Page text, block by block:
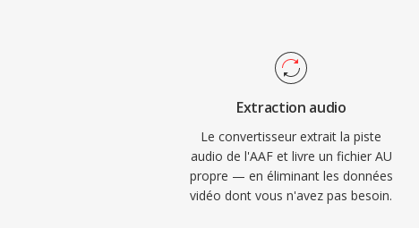
Extraction audio
Le convertisseur extrait la piste
audio de l'AAF et livre un fichier AU
propre — en éliminant les données
vidéo dont vous n'avez pas besoin.